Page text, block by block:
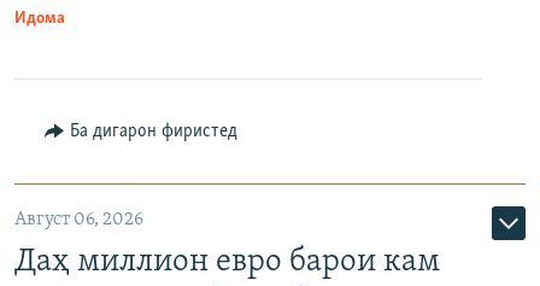
Идома
Ба дигарон фиристед
Август 06, 2026
Даҳ миллион евро барои кам